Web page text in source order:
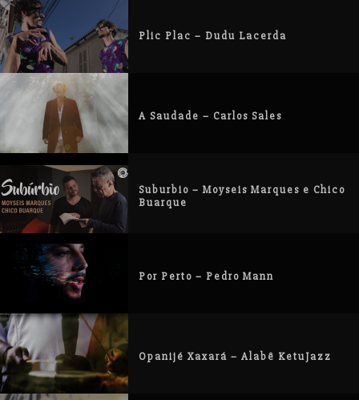
Plic Plac – Dudu Lacerda
A Saudade – Carlos Sales
Suburbio – Moyseis Marques e Chico
Buarque
Por Perto – Pedro Mann
Opanijé Xaxará – Alabê KetuJazz